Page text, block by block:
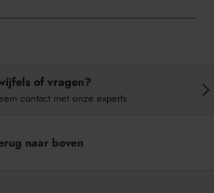
of vragen?
contact met onze experts
naar boven